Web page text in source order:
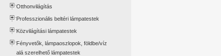
Otthonvilágítás
Professzionális beltéri lámpatestek
Közvilágítási lámpatestek
Fényvetők, lámpaoszlopok, földbe/víz
alá szerelhető lámpatestek